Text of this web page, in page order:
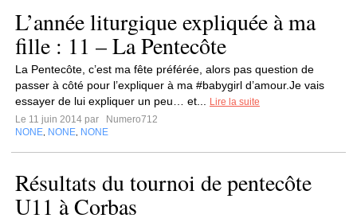
L’année liturgique expliquée à ma
fille : 11 – La Pentecôte
La Pentecôte, c’est ma fête préférée, alors pas question de
passer à côté pour l’expliquer à ma #babygirl d’amour.Je vais
essayer de lui expliquer un peu… et...
Lire la suite
Le 11 juin 2014 par
Numero712
NONE NONE NONE
Résultats du tournoi de pentecôte
U11 à Corbas